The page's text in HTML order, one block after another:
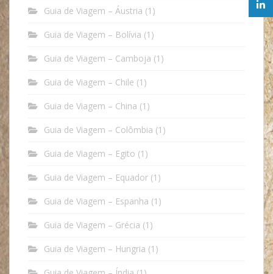
Guia de Viagem – Áustria (1)
Guia de Viagem – Bolívia (1)
Guia de Viagem – Camboja (1)
Guia de Viagem – Chile (1)
Guia de Viagem – China (1)
Guia de Viagem – Colômbia (1)
Guia de Viagem – Egito (1)
Guia de Viagem – Equador (1)
Guia de Viagem – Espanha (1)
Guia de Viagem – Grécia (1)
Guia de Viagem – Hungria (1)